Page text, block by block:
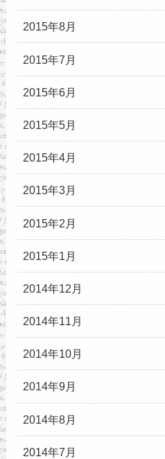
2015年8月
2015年7月
2015年6月
2015年5月
2015年4月
2015年3月
2015年2月
2015年1月
2014年12月
2014年11月
2014年10月
2014年9月
2014年8月
2014年7月